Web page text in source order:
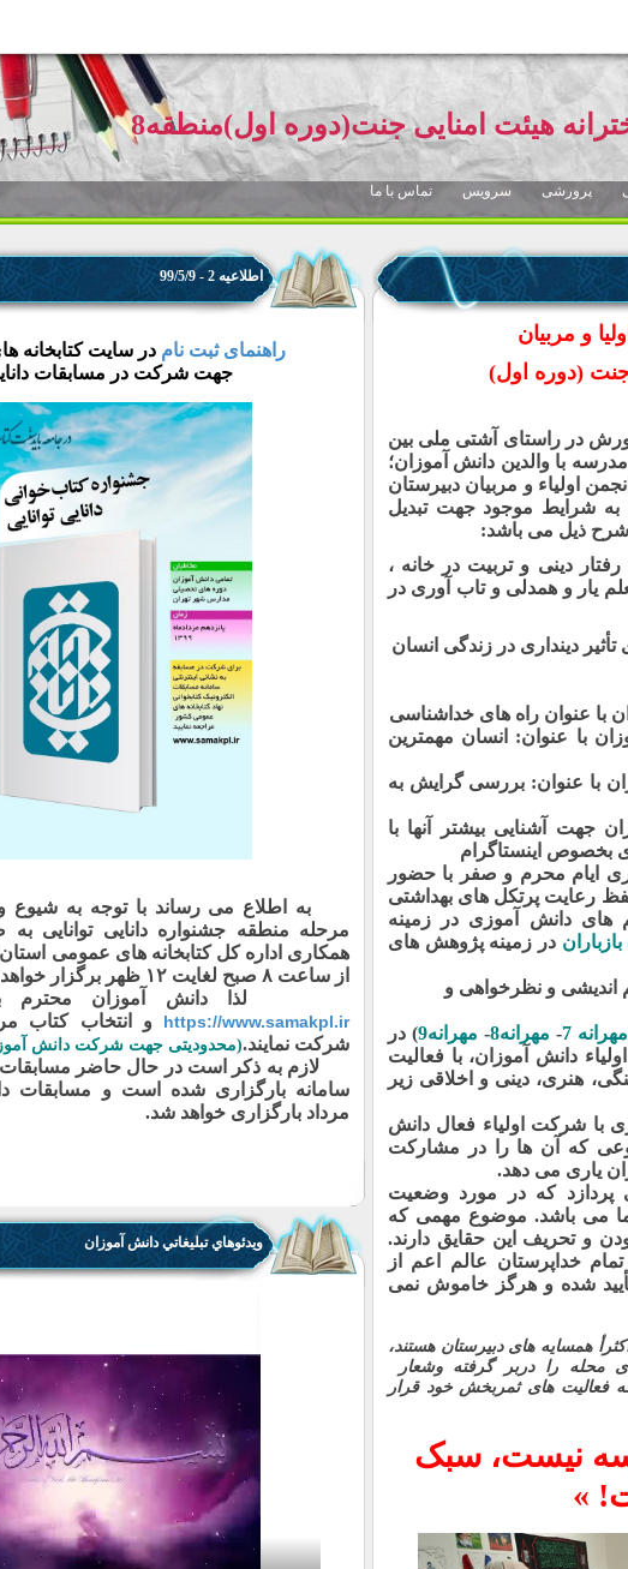
هیئت امنایی جنت(دوره اول)منطقه8
پرورشی سرویس تماس با ما
و مربیان
جنت (دوره اول)
در راستای آشتی ملی بین
با والدین دانش آموزان؛
اولیاء و مربیان دبیرستان
به شرایط موجود جهت تبدیل
شرح ذیل می باشد:
دینی و تربیت در خانه ،
یار و همدلی و تاب آوری در
دینداری در زندگی انسان
با عنوان راه های خداشناسی
با عنوان: انسان مهمترین
با عنوان: بررسی گرایش به
جهت آشنایی بیشتر آنها با
بخصوص اینستاگرام
ایام محرم و صفر با حضور
رعایت پرتکل های بهداشتی
های دانش آموزی در زمینه
در زمینه پژوهش های
اندیشی و نظرخواهی و
مهرانه 7 - مهرانه8 - مهرانه9 ) در
دانش آموزان، با فعالیت
هنری، دینی و اخلاقی زیر
با شرکت اولیاء فعال دانش
که آن ها را در مشارکت
یاری می دهد.
پردازد که در مورد وضعیت
می باشد. موضوع مهمی که
و تحریف این حقایق دارند.
خداپرستان عالم اعم از
شده و هرگز خاموش نمی
همسایه های دبیرستان هستند،
محله را دربر گرفته وشعار
فعالیت های ثمربخش خود قرار
نیست، سبک
»
اطلاعیه 2 - 99/5/9
راهنمای ثبت نام در سایت کتابخانه
جهت شرکت در مسابقات
به اطلاع می رساند با توجه به شیوع
مرحله منطقه جشنواره دانایی توانایی
از ساعت ۸ صبح لغایت ۱۲ ظهر برگزار خواهد شد.
لذا دانش آموزان محترم با
https://www.samakpl.ir و انتخاب کتاب
شرکت نمایند.(محدودیتی جهت شرکت دانش
لازم به ذکر است در حال حاضر مسابقات
مرداد بارگزاری خواهد شد.
ویدئوهاي تبليغاتي دانش آموزان